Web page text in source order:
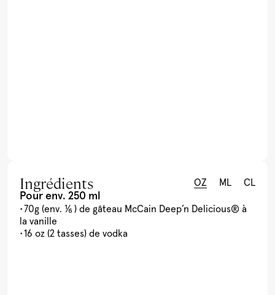
Ingrédients OZ ML CL
Pour env. 250 ml
70g (env. ⅙ ) de gâteau McCain Deep’n Delicious® à
la vanille
16 oz (2 tasses) de vodka